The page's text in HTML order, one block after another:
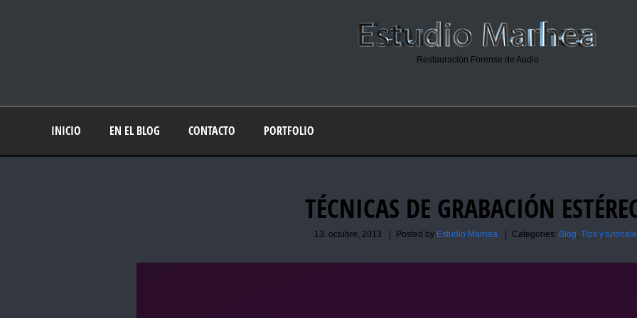
Restauración Forense de Audio
INICIO EN EL BLOG CONTACTO PORTFOLIO
TÉCNICAS DE GRABACIÓN
13. octubre, 2013 Posted by Estudio Marhea Categories: Blog, Tips y